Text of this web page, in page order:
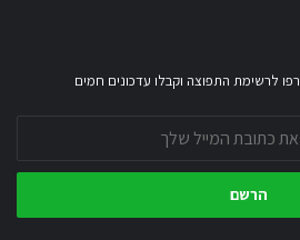
לרשימת התפוצה וקבלו עדכונים חמים